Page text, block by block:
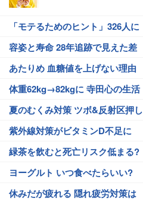
「モテるためのヒント」326人に
容姿と寿命 28年追跡で見えた差
あたりめ 血糖値を上げない理由
体重62kg→82kgに 寺田心の生活
夏のむくみ対策 ツボ&反射区押し
紫外線対策がビタミンD不足に
緑茶を飲むと死亡リスク低まる?
ヨーグルト いつ食べたらいい?
休みだが疲れる 隠れ疲労対策は